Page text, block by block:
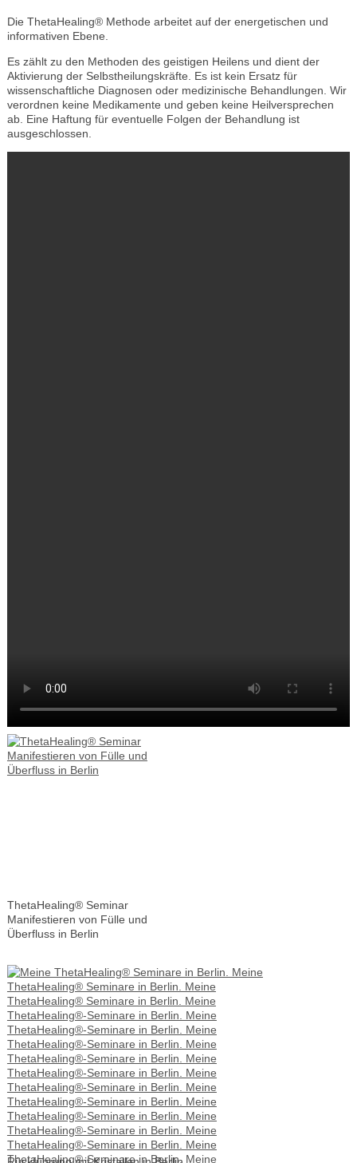
Die ThetaHealing® Methode arbeitet auf der energetischen und
informativen Ebene.
Es zählt zu den Methoden des geistigen Heilens und dient der
Aktivierung der Selbstheilungskräfte. Es ist kein Ersatz für
wissenschaftliche Diagnosen oder medizinische Behandlungen. Wir
verordnen keine Medikamente und geben keine Heilversprechen
ab. Eine Haftung für eventuelle Folgen der Behandlung ist
ausgeschlossen.
ThetaHealing® Seminar
Manifestieren von Fülle und
Überfluss in Berlin